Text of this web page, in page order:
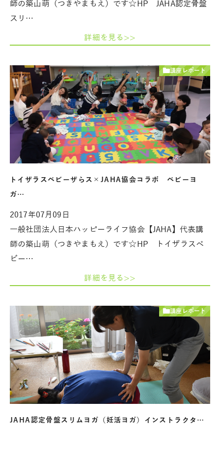
師の築山萌（つきやまもえ）です☆HP JAHA認定骨盤
スリ…
詳細を見る>>
講座レポート
トイザラスベビーザらス×JAHA協会コラボ ベビーヨ
ガ…
2017年07月09日
一般社団法人日本ハッピーライフ協会【JAHA】代表講
師の築山萌（つきやまもえ）です☆HP トイザラスベ
ビー…
詳細を見る>>
講座レポート
JAHA認定骨盤スリムヨガ（妊活ヨガ）インストラクタ…